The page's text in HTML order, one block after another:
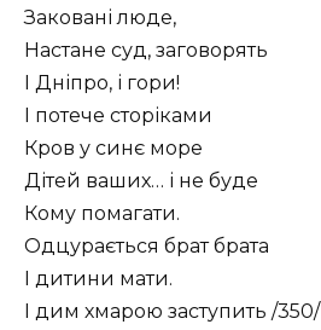
Заковані люде,
Настане суд, заговорять
І Дніпро, і гори!
І потече сторіками
Кров у синє море
Дітей ваших… і не буде
Кому помагати.
Одцурається брат брата
І дитини мати.
І дим хмарою заступить /350/